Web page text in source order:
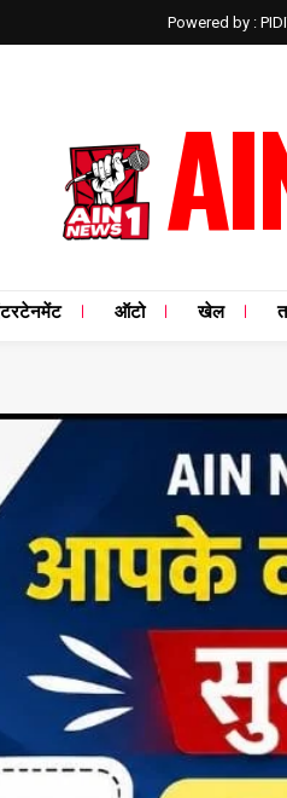
Powered by :
ऑटो खेल